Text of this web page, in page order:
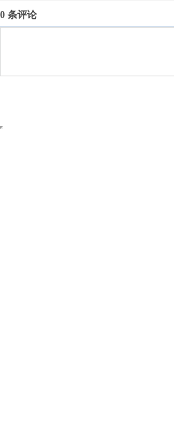
0 条评论